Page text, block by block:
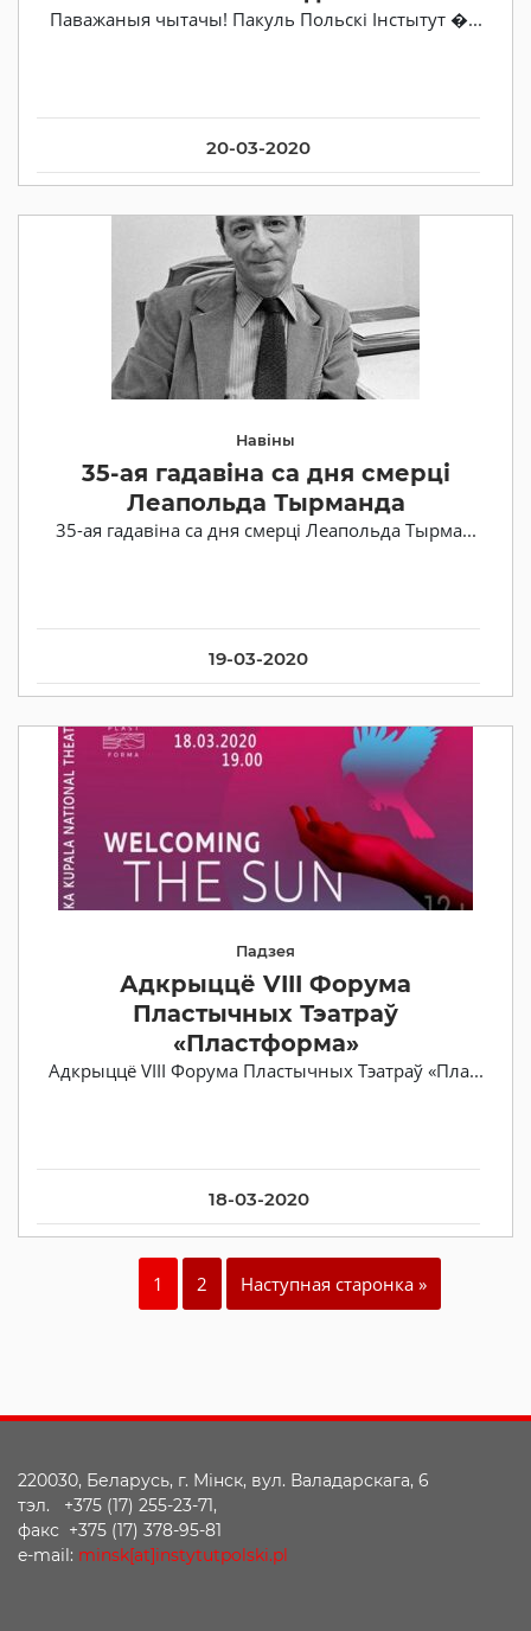
20-03-2020
Паважаныя чытачы! Пакуль Польскі Інстытут �...
19-03-2020
Навіны
35-ая гадавіна са дня смерці
Леапольда Тырманда
35-ая гадавіна са дня смерці Леапольда Тырма...
18-03-2020
Падзея
Адкрыццё VIII Форума
Пластычных Тэатраў
«Плаcтформа»
Адкрыццё VIII Форума Пластычных Тэатраў «Пла...
1 2 Наступная старонка »
220030, Беларусь, г. Мінск, вул. Валадарскага, 6
тэл. +375 (17) 255-23-71,
факс +375 (17) 378-95-81
e-mail: minsk[at]instytutpolski.pl